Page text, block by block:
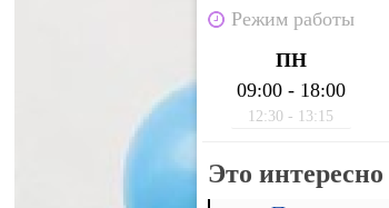
Режим работы
ПН
09:00 - 18:00
12:30 - 13:15
Это интересно